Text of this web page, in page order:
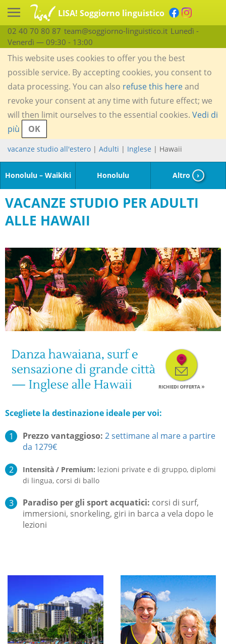
LISA! Soggiorno linguistico
02 40 70 80 87 team@soggiorno-linguistico.it Lunedì -
Venerdì — 09:30 - 13:00
This website uses cookies to offer you the best
possible service. By accepting cookies, you consent to
data processing. You can also refuse this hereand
revoke your consent at any time with future effect; we
will then limit ourselves to the essential cookies. Vedi di
più
OK
vacanze studio all'estero | Adulti | Inglese | Hawaii
Honolulu – Waikiki Honolulu Altro ›
VACANZE STUDIO PER ADULTI
ALLE HAWAII
Scegliete la destinazione ideale per voi:
Prezzo vantaggioso: 2 settimane al mare a partire
da 1279€
Intensità / Premium: lezioni private e di gruppo, diplomi
di lingua, corsi di ballo
Paradiso per gli sport acquatici: corsi di surf,
immersioni, snorkeling, giri in barca a vela dopo le
lezioni